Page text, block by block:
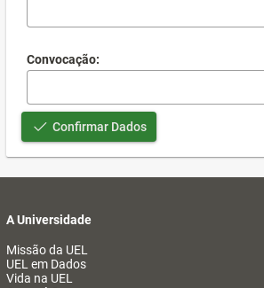
Convocação:
Confirmar Dados
A Universidade
Missão da UEL
UEL em Dados
Vida na UEL